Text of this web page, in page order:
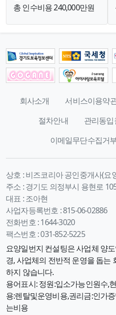
총 인수비용 240,000만원
회사소개 서비스이용약
절차안내
관리동
이메일무단수집거
상호 :비즈코리아 공인중개사(요
주소 :경기도 의정부시 용현로
대표 :조아현
사업자등록번호 :815-06-02886
전화번호 :1644-3020
팩스번호 :031-852-5225
요양일번지 컨설팅은 사업체 양
경, 사업체의 전반적 운영을 돕는
하지 않습니다.
용어표시: 정원:입소가능인원수,
용:렌탈및운영비용,권리금:인가
는비용